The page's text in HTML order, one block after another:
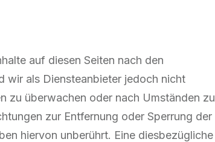
auf diesen Seiten nach den
wir als Diensteanbieter jedoch nicht
zu überwachen oder nach Umständen zu
zur Entfernung oder Sperrung der
hiervon unberührt. Eine diesbezügliche